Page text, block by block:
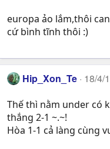
europa ảo lắm,thôi
cứ bình tĩnh thôi :)
Hip_Xon_Te 18/4/
Thế thì nằm under có
thắng 2-1 ~.~!
Hòa 1-1 cả làng cùng